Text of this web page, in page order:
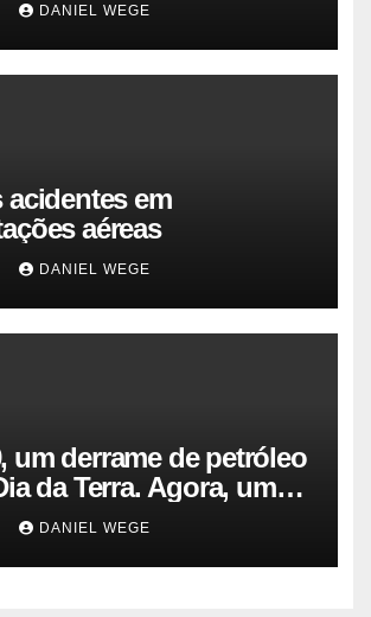
DANIEL WEGE
acidentes em
aéreas
DANIEL WEGE
um derrame de petróleo
da Terra. Agora, um
pode reabrir |
DANIEL WEGE